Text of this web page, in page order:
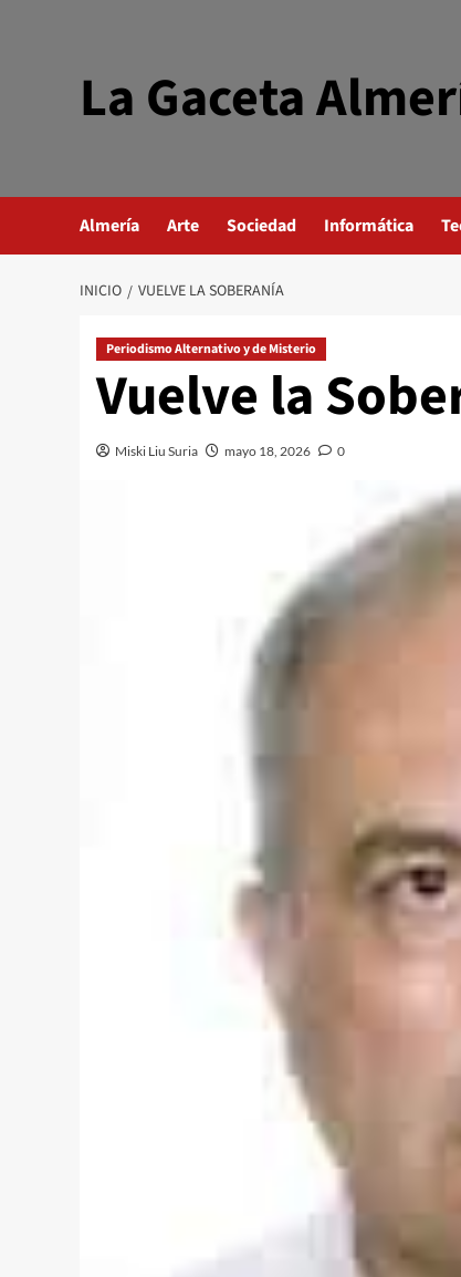
La Gaceta
Almería Arte Sociedad Informática
INICIO VUELVE LA SOBERANÍA
Periodismo Alternativo y de Misterio
Vuelve la
Miski Liu Suria mayo 18, 2026 0